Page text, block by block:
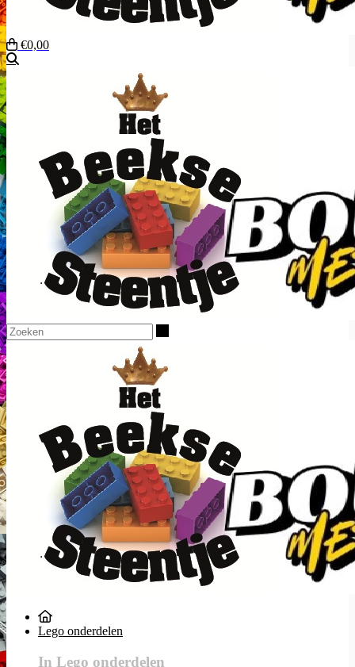
€0,00
Lego onderdelen
In Lego onderdelen